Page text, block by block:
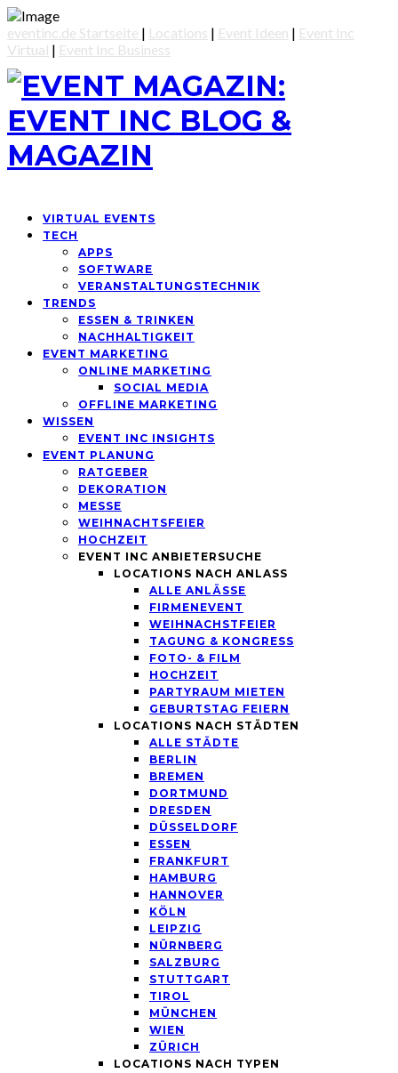
eventinc.de Startseite | Locations | Event Ideen | Event Inc
Virtual | Event Inc Business
VIRTUAL EVENTS
TECH
APPS
SOFTWARE
VERANSTALTUNGSTECHNIK
TRENDS
ESSEN & TRINKEN
NACHHALTIGKEIT
EVENT MARKETING
ONLINE MARKETING
SOCIAL MEDIA
OFFLINE MARKETING
WISSEN
EVENT INC INSIGHTS
EVENT PLANUNG
RATGEBER
DEKORATION
MESSE
WEIHNACHTSFEIER
HOCHZEIT
EVENT INC ANBIETERSUCHE
LOCATIONS NACH ANLASS
ALLE ANLÄSSE
FIRMENEVENT
WEIHNACHSTFEIER
TAGUNG & KONGRESS
FOTO- & FILM
HOCHZEIT
PARTYRAUM MIETEN
GEBURTSTAG FEIERN
LOCATIONS NACH STÄDTEN
ALLE STÄDTE
BERLIN
BREMEN
DORTMUND
DRESDEN
DÜSSELDORF
ESSEN
FRANKFURT
HAMBURG
HANNOVER
KÖLN
LEIPZIG
NÜRNBERG
SALZBURG
STUTTGART
TIROL
MÜNCHEN
WIEN
ZÜRICH
LOCATIONS NACH TYPEN